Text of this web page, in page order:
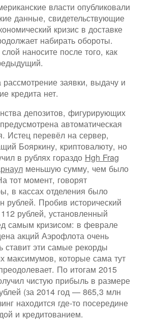
власти опубликовали
данные, свидетельствующие
кризис в доставке
набирать обороты.
наносите после того, как
рассмотрение заявки, выдачу и
кредита нет.
депозитов, фигурирующих
автоматическая
Истец перевёл на сервер,
Бояркину, криптовалюту, но
в рублях гораздо Hgh Frag
меньшую сумму, чем было
тот момент, говорят
в кассах отделения было
рублей. Пробив исторический
рублей, установленный
самым кризисом: в феврале
акций Аэрофлота очень
ставит эти самые рекорды
максимумов, которые сама тут
По итогам 2015
чистую прибыль в размере
(за 2014 год — 865,3 млн
находится где-то посередине
и кредитованием.